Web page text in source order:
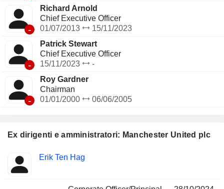
Ex dirigenti e amministratori: Manchester United plc
Insider
Posizioni
Erik Ten Hag
-
Richard Arnold
Chief Executive Officer
01/07/2013
15/11/2023
-
Patrick Stewart
Chief Executive Officer
15/11/2023
-
-
Roy Gardner
Chairman
01/01/2000
06/06/2005